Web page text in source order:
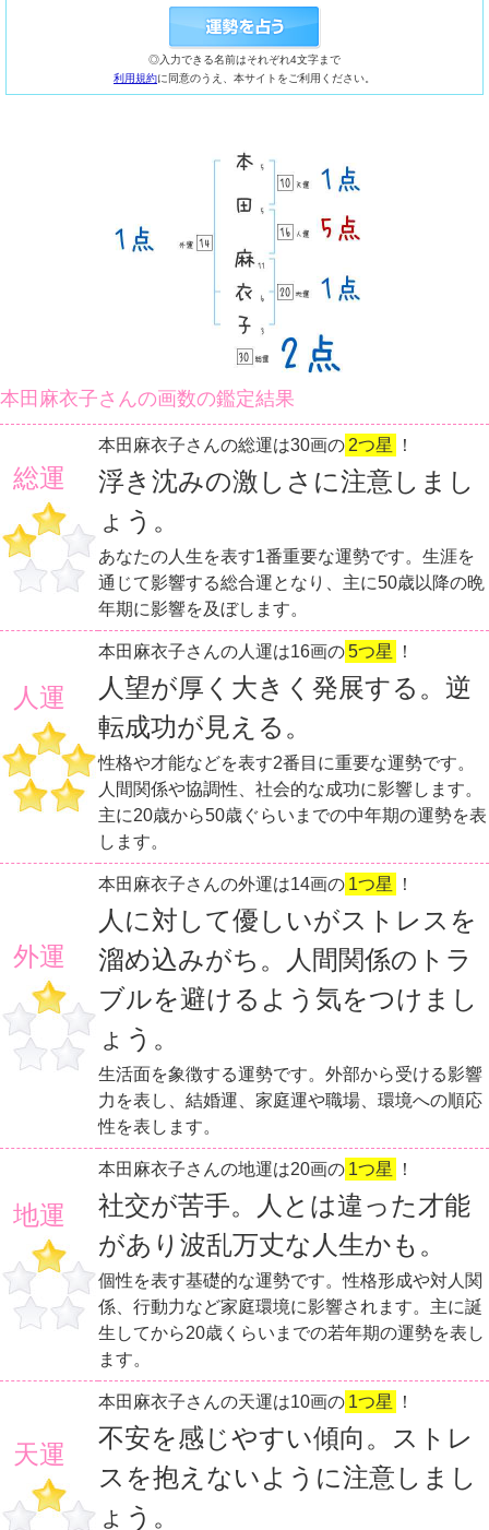
◎入力できる名前はそれぞれ4文字まで
利用規約に同意のうえ、本サイトをご利用ください。
本田麻衣子さんの画数の鑑定結果
総運
本田麻衣子さんの総運は30画の 2つ星 ！
浮き沈みの激しさに注意しまし
ょう。
あなたの人生を表す1番重要な運勢です。生涯を
通じて影響する総合運となり、主に50歳以降の晩
年期に影響を及ぼします。
人運
本田麻衣子さんの人運は16画の5つ星 ！
人望が厚く大きく発展する。逆
転成功が見える。
性格や才能などを表す2番目に重要な運勢です。
人間関係や協調性、社会的な成功に影響します。
主に20歳から50歳ぐらいまでの中年期の運勢を表
します。
外運
本田麻衣子さんの外運は14画の 1つ星 ！
人に対して優しいがストレスを
溜め込みがち。人間関係のトラ
ブルを避けるよう気をつけまし
ょう。
生活面を象徴する運勢です。外部から受ける影響
力を表し、結婚運、家庭運や職場、環境への順応
性を表します。
地運
本田麻衣子さんの地運は20画の 1つ星 ！
社交が苦手。人とは違った才能
があり波乱万丈な人生かも。
個性を表す基礎的な運勢です。性格形成や対人関
係、行動力など家庭環境に影響されます。主に誕
生してから20歳くらいまでの若年期の運勢を表し
ます。
天運
本田麻衣子さんの天運は10画の 1つ星 ！
不安を感じやすい傾向。ストレ
スを抱えないように注意しまし
ょう。